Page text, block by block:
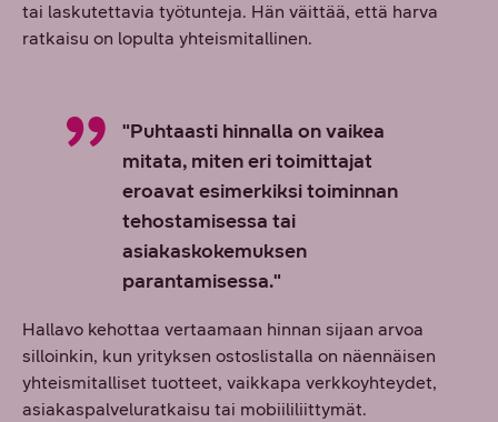
tai laskutettavia työtunteja. Hän väittää, että harva
ratkaisu on lopulta yhteismitallinen.
"Puhtaasti hinnalla on vaikea
mitata, miten eri toimittajat
eroavat esimerkiksi toiminnan
tehostamisessa tai
asiakaskokemuksen
parantamisessa."
Hallavo kehottaa vertaamaan hinnan sijaan arvoa
silloinkin, kun yrityksen ostoslistalla on näennäisen
yhteismitalliset tuotteet, vaikkapa verkkoyhteydet,
asiakaspalveluratkaisu tai mobiililiittymät.